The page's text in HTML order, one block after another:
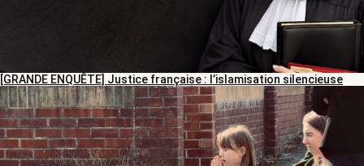
[GRANDE ENQUÊTE] Justice française : l’islamisation silencieuse